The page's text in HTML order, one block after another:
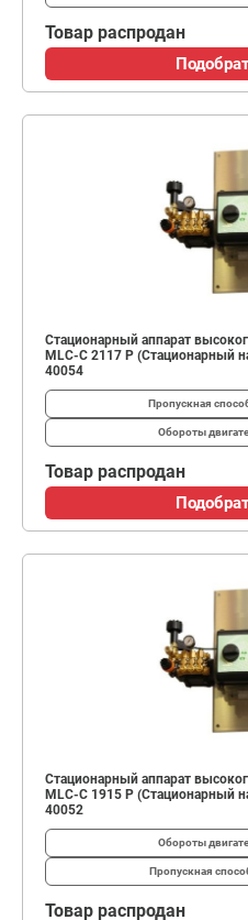
Товар распродан
Стационарный аппарат
MLC-C 2117 P (Стационарный
40054
Пропускная
Обороты
Товар распродан
Стационарный аппарат
MLC-C 1915 P (Стационарный
40052
Обороты
Пропускная
Товар распродан